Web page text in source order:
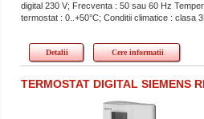
digital 230 V; Frecventa : 50 sau 60 Hz
termostat : 0..+50°C; Conditii climatice : clasa
Detalii Cere informatii
TERMOSTAT DIGITAL SIEMENS